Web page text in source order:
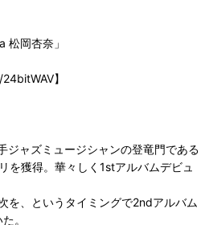
松岡杏奈」
】
ジャズミュージシャンの登竜門である
を獲得。華々しく1stアルバムデビュ
を、というタイミングで2ndアルバム
。